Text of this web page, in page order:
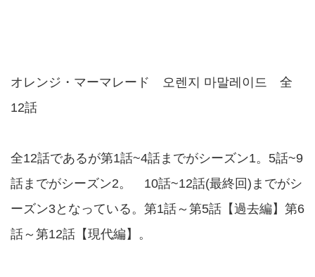
オレンジ・マーマレード 오렌지 마말레이드 全
12話
全12話であるが第1話~4話までがシーズン1。5話~9
話までがシーズン2。 10話~12話(最終回)までがシ
ーズン3となっている。第1話～第5話【過去編】第6
話～第12話【現代編】。